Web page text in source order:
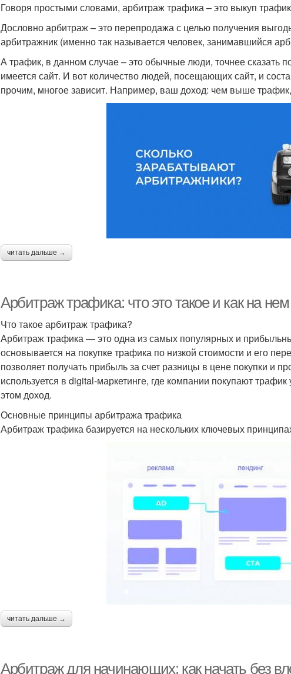
Говоря простыми словами, арбитраж трафика – это выкуп
Дословно арбитраж – это перепродажа с целью получения
арбитражник (именно так называется человек, занимавшийся
А трафик, в данном случае – это обычные люди, точнее сказать
имеется сайт. И вот количество людей, посещающих сайт, и
прочим, многое зависит. Например, ваш доход: чем выше
читать дальше →
Арбитраж трафика: что это такое и как на
Что такое арбитраж трафика?
Арбитраж трафика — это одна из самых популярных и
основывается на покупке трафика по низкой стоимости и его
позволяет получать прибыль за счет разницы в цене покупки и
используется в digital-маркетинге, где компании покупают
этом доход.
Основные принципы арбитража трафика
Арбитраж трафика базируется на нескольких ключевых
читать дальше →
Арбитраж для начинающих: как начать без